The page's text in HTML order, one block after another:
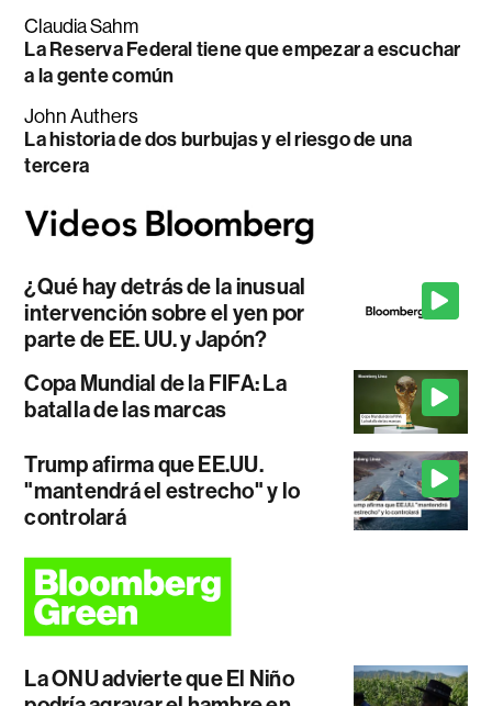
Claudia Sahm
La Reserva Federal tiene que empezar a escuchar
a la gente común
John Authers
La historia de dos burbujas y el riesgo de una
tercera
¿Qué hay detrás de la inusual
intervención sobre el yen por
parte de EE. UU. y Japón?
Copa Mundial de la FIFA: La
batalla de las marcas
Trump afirma que EE.UU.
"mantendrá el estrecho" y lo
controlará
La ONU advierte que El Niño